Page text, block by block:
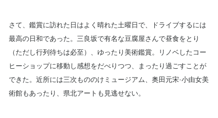
さて、鑑賞に訪れた日はよく晴れた土曜日で、ドライブするには
最高の日和であった。三良坂で有名な豆腐屋さんで昼食をとり
（ただし行列待ちは必至）、ゆったり美術鑑賞。リノベしたコー
ヒーショップに移動し感想をだべりつつ、まったり過ごすことが
できた。近所には三次もののけミュージアム、奥田元宋·小由女美
術館もあったり、県北アートも見逃せない。